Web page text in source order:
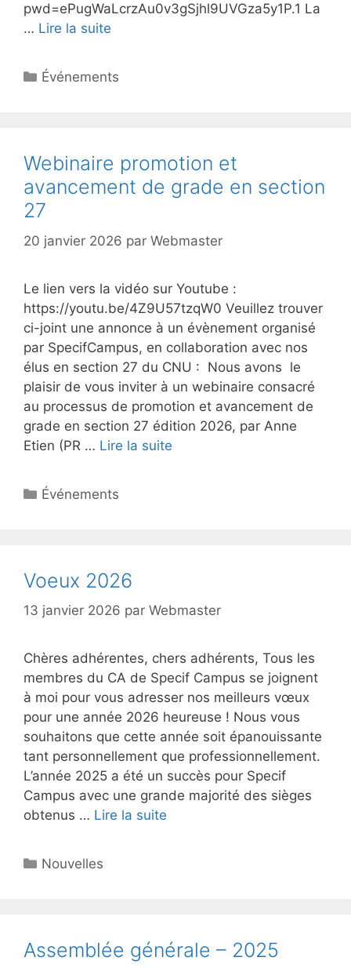
pwd=ePugWaLcrzAu0v3gSjhl9UVGza5y1P.1 La
… Lire la suite
Catégories
Événements
Webinaire promotion et
avancement de grade en section
27
20 janvier 2026 par Webmaster
Le lien vers la vidéo sur Youtube :
https://youtu.be/4Z9U57tzqW0 Veuillez trouver
ci-joint une annonce à un évènement organisé
par SpecifCampus, en collaboration avec nos
élus en section 27 du CNU : Nous avons le
plaisir de vous inviter à un webinaire consacré
au processus de promotion et avancement de
grade en section 27 édition 2026, par Anne
Etien (PR … Lire la suite
Catégories
Événements
Voeux 2026
13 janvier 2026 par Webmaster
Chères adhérentes, chers adhérents, Tous les
membres du CA de Specif Campus se joignent
à moi pour vous adresser nos meilleurs vœux
pour une année 2026 heureuse ! Nous vous
souhaitons que cette année soit épanouissante
tant personnellement que professionnellement.
L’année 2025 a été un succès pour Specif
Campus avec une grande majorité des sièges
obtenus … Lire la suite
Catégories
Nouvelles
Assemblée générale – 2025